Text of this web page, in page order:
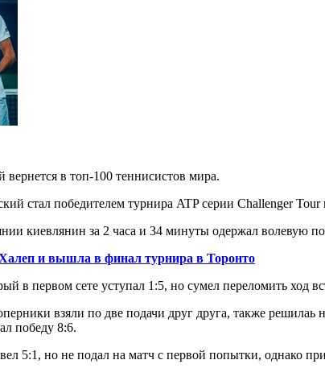
вернется в топ-100 теннисистов мира.
стал победителем турнира ATP серии Challenger
киевлянин за 2 часа и 34 минуты одержал волевую
и вышла в финал турнира в Торонто
в первом сете уступал 1:5, но сумел переломить ход
взяли по две подачи друг друга, также
победу 8:6.
5:1, но не подал на матч с первой попытки, однако